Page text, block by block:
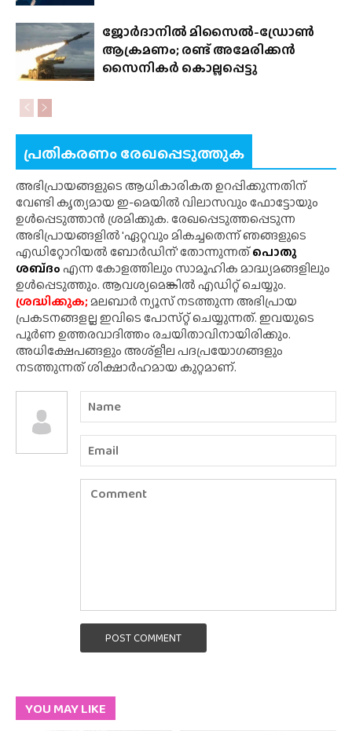
ജോർദാനിൽ മിസൈൽ-ഡ്രോൺ
ആക്രമണം; രണ്ട് അമേരിക്കൻ
സൈനികർ കൊല്ലപ്പെട്ടു
പ്രതികരണം രേഖപ്പെടുത്തുക
അഭിപ്രായങ്ങളുടെ ആധികാരികത ഉറപ്പിക്കുന്നതിന്
വേണ്ടി കൃത്യമായ ഇ-മെയിൽ വിലാസവും ഫോട്ടോയും
ഉൾപ്പെടുത്താൻ ശ്രമിക്കുക. രേഖപ്പെടുത്തപ്പെടുന്ന
അഭിപ്രായങ്ങളിൽ 'ഏറ്റവും മികച്ചതെന്ന് ഞങ്ങളുടെ
എഡിറ്റോറിയൽ ബോർഡിന്' തോന്നുന്നത്പൊതു
ശബ്‌ദംഎന്ന കോളത്തിലും സാമൂഹിക മാദ്ധ്യമങ്ങളിലും
ഉൾപ്പെടുത്തും. ആവശ്യമെങ്കിൽ എഡിറ്റ് ചെയ്യും.
ശ്രദ്ധിക്കുക;മലബാർ ന്യൂസ് നടത്തുന്ന അഭിപ്രായ
പ്രകടനങ്ങളല്ല ഇവിടെ പോസ്‌റ്റ് ചെയ്യുന്നത്. ഇവയുടെ
പൂർണ ഉത്തരവാദിത്തം രചയിതാവിനായിരിക്കും.
അധിക്ഷേപങ്ങളും അശ്‌ളീല പദപ്രയോഗങ്ങളും
നടത്തുന്നത് ശിക്ഷാർഹമായ കുറ്റമാണ്.
POST COMMENT
YOU MAY LIKE